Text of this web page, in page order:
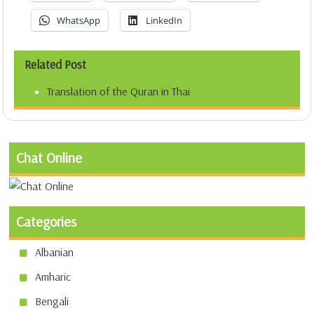
WhatsApp LinkedIn
Related Post
Translation of the Quran in Thai
Chat Online
Categories
Albanian
Amharic
Bengali